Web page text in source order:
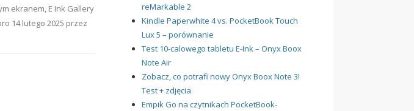
ekranem, E Ink Gallery
14 lutego 2025 przez
reMarkable 2
Kindle Paperwhite 4 vs. PocketBook Touch
Lux 5 – porównanie
Test 10-calowego tabletu E-Ink – Onyx Boox
Note Air
Zobacz, co potrafi nowy Onyx Boox Note 3!
Test + zdjęcia
Empik Go na czytnikach PocketBook-